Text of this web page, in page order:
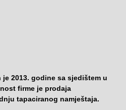
je 2013. godine sa sjedištem u
firme je prodaja
tapaciranog namještaja.